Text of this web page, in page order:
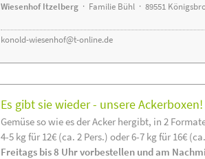
Wiesenhof Itzelberg · Familie Bühl · 89551
konold-wiesenhof@t-online.de
Es gibt sie wieder - unsere Ackerboxen!
Gemüse so wie es der Acker hergibt, in 2
4-5 kg für 12€ (ca. 2 Pers.) oder 6-7 kg für 16€
Freitags bis 8 Uhr vorbestellen und am